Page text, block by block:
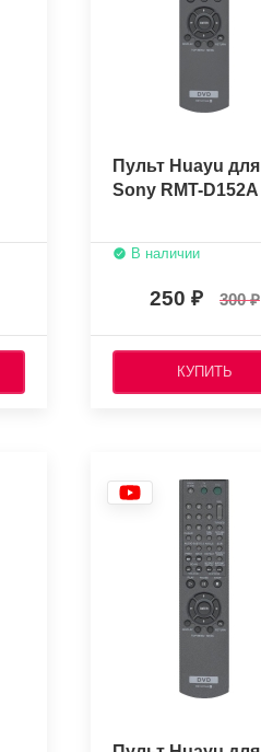
Пульт Huayu для
Sony RMT-D152A
В наличии
250 300
КУПИТЬ